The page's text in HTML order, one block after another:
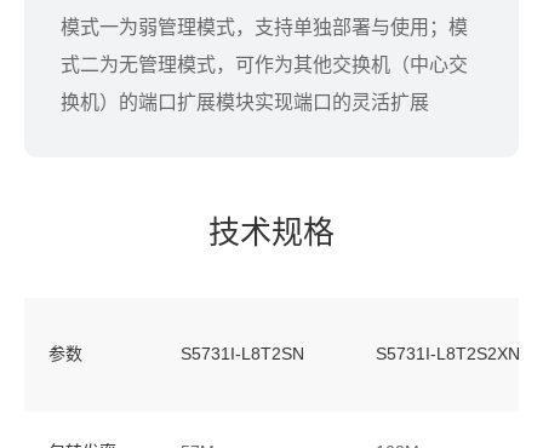
模式一为弱管理模式，支持单独部署与使用；模
式二为无管理模式，可作为其他交换机（中心交
换机）的端口扩展模块实现端口的灵活扩展
技术规格
参数 S5731I-L8T2SN S5731I-L8T2S2XN